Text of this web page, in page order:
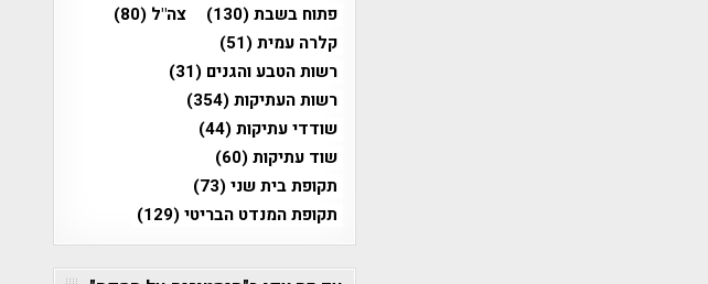
פתוח בשבת(130) צה"ל (80)
קלרה עמית(51)
רשות הטבע והגנים (31)
רשות העתיקות(354)
שודדי עתיקות(44)
שוד עתיקות(60)
תקופת בית שני(73)
תקופת המנדט הבריטי(129)